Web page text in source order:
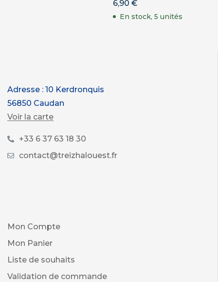
6,90 €
En stock, 5 unités
Adresse : 10 Kerdronquis
56850 Caudan
Voir la carte
+33 6 37 63 18 30
contact@treizhalouest.fr
Mon Compte
Mon Panier
Liste de souhaits
Validation de commande